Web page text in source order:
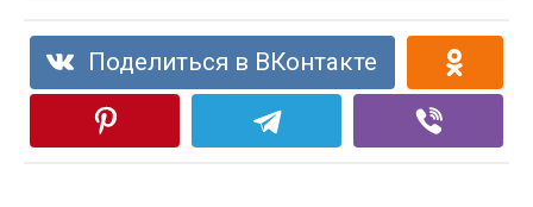
Поделиться в ВКонтакте